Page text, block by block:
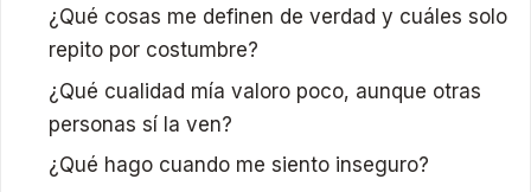
¿Qué cosas me definen de verdad y cuáles solo
repito por costumbre?
¿Qué cualidad mía valoro poco, aunque otras
personas sí la ven?
¿Qué hago cuando me siento inseguro?